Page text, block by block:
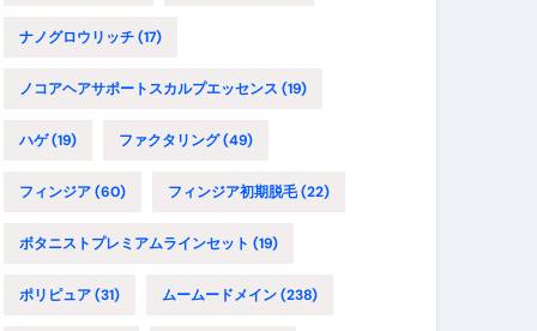
ナノグロウリッチ(17)
ノコアヘアサポートスカルプエッセンス (19)
ハゲ(19) ファクタリング(49)
フィンジア(60) フィンジア初期脱毛(22)
ボタニストプレミアムラインセット (19)
ポリピュア(31) ムームードメイン(238)